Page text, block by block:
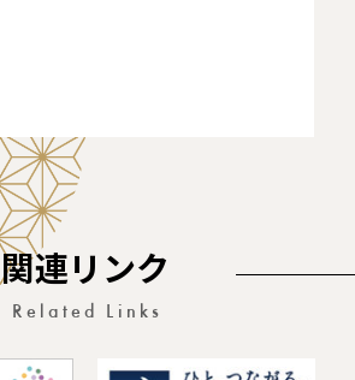
関連リンク
Related Links